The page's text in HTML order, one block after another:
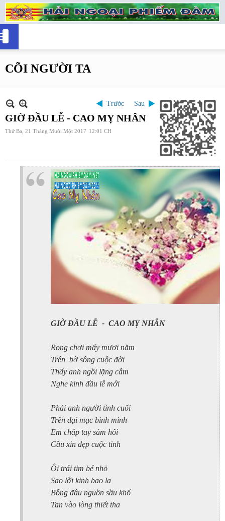
CÕI NGƯỜI TA
Trước Sau
GIỜ ĐẦU LỄ - CAO MỴ NHÂN
Thứ Ba, 21 Tháng Mười Một 2017 12:01 CH
GIỜ ĐẦU LỄ - CAO MỴ NHÂN
Rong chơi mấy mươi năm
Trên bờ sông cuộc đời
Thấy anh ngồi lặng câm
Nghe kinh đầu lễ mới
Phải anh người tình cuối
Trên đại mạc bình minh
Em chắp tay sám hối
Cầu xin đẹp cuộc tinh
Ôi trái tim bé nhỏ
Sao lời kinh bao la
Bỗng đâu nguồn sầu khổ
Tan vào lòng thiết tha